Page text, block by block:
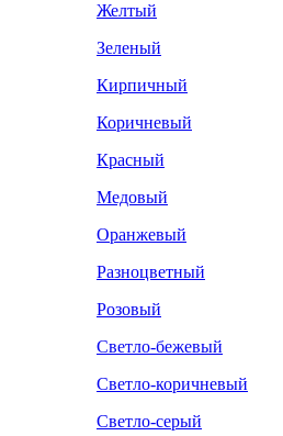
Желтый
Зеленый
Кирпичный
Коричневый
Красный
Медовый
Оранжевый
Разноцветный
Розовый
Светло-бежевый
Светло-коричневый
Светло-серый